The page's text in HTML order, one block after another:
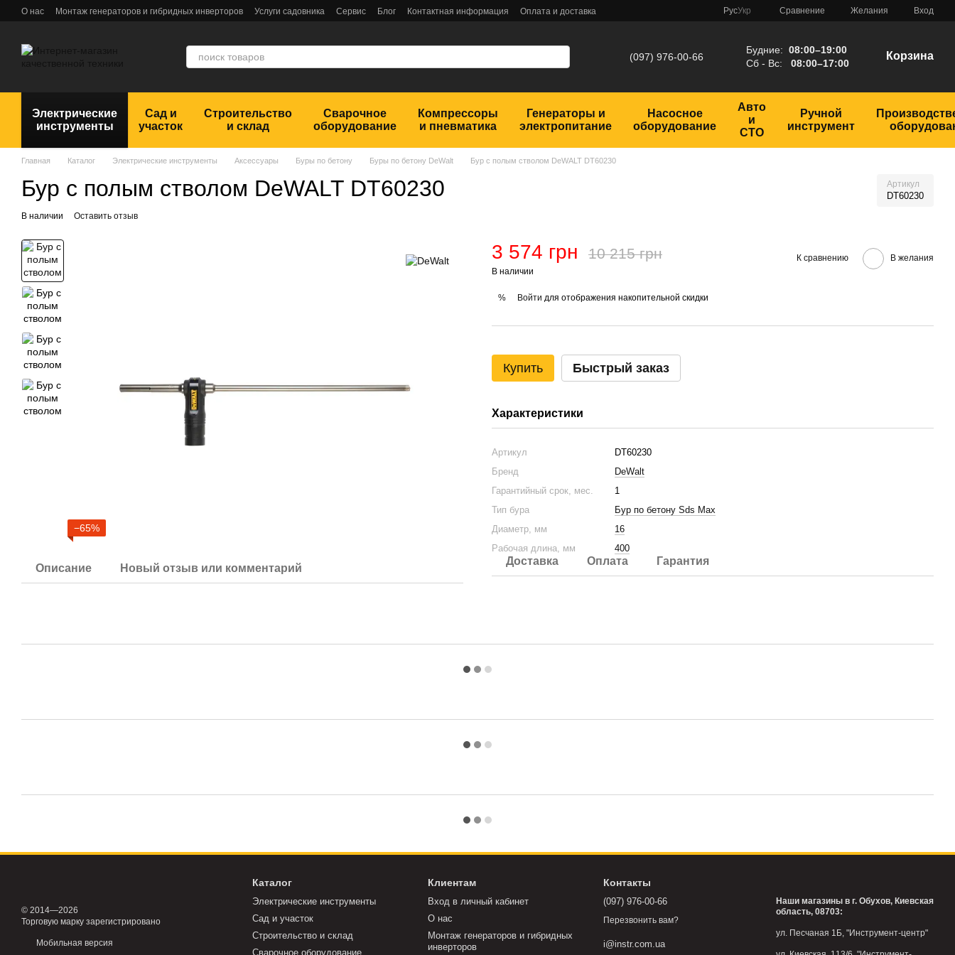
Перейти к основному контенту
О нас Монтаж генераторов и гибридных инверторов Услуги садовника Сервис Блог Контактная информация
Оплата и доставка
РусУкр Сравнение Желания Вход
(097) 976-00-66
Будние: 08:00–19:00
Сб - Вс: 08:00–17:00
Корзина
Электрические
инструменты
Сад и
участок
Строительство
и склад
Сварочное
оборудование
Компрессоры
и пневматика
Генераторы и
электропитание
Насосное
оборудование
Авто
и
СТО
Ручной
инструмент
Главная Каталог Электрические инструменты Аксессуары Буры по бетону Буры по бетону DeWalt Бур с полым стволом DeWALT DT60230
Бур с полым стволом DeWALT DT60230 Артикул
DT60230
В наличии Оставить отзыв
−65%
Описание Новый отзыв или комментарий
3 574 грн 10 215 грн
В наличии
К сравнению В желания
% Войти для отображения накопительной скидки
Купить Быстрый заказ
Характеристики
Артикул
DT60230
Бренд
DeWalt
Гарантийный срок, мес.
1
Тип бура
Бур по бетону Sds Max
Диаметр, мм
16
Рабочая длина, мм
400
Доставка Оплата Гарантия
© 2014—2026
Торговую марку зарегистрировано
Мобильная версия
Каталог
Электрические инструменты
Сад и участок
Строительство и склад
Сварочное оборудование
Клиентам
Вход в личный кабинет
О нас
Монтаж генераторов и гибридных
инверторов
Контакты
(097) 976-00-66
Перезвонить вам?
i@instr.com.ua
Наши магазины в г. Обухов, Киевская
область, 08703:
ул. Песчаная 1Б, "Инструмент-центр"